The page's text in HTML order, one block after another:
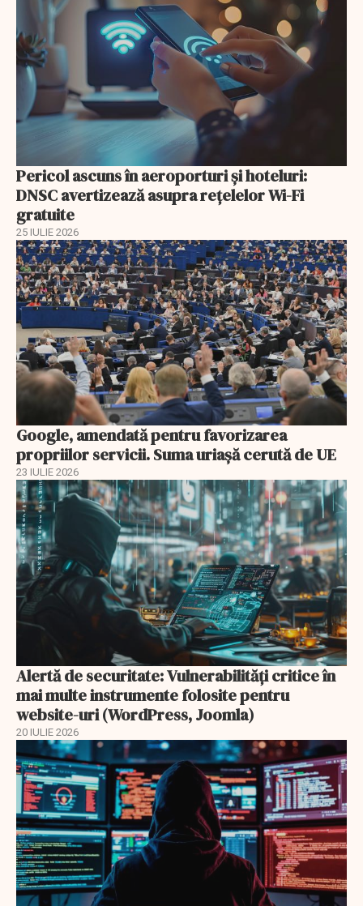
Pericol ascuns în aeroporturi și hoteluri:
DNSC avertizează asupra rețelelor Wi-Fi
gratuite
25 IULIE 2026
Google, amendată pentru favorizarea
propriilor servicii. Suma uriașă cerută de UE
23 IULIE 2026
Alertă de securitate: Vulnerabilități critice în
mai multe instrumente folosite pentru
website-uri (WordPress, Joomla)
20 IULIE 2026